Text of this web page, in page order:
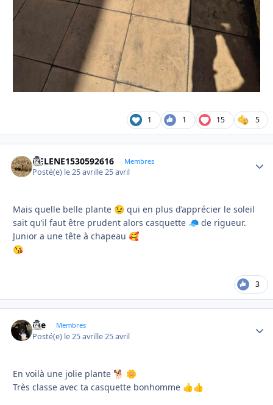
1 1 15 5
HELENE1530592616 Membres
Posté(e) le 25 avrille 25 avril
Mais quelle belle plante 😉 qui en plus d’apprécier le soleil
sait qu’il faut être prudent alors casquette 🧢 de rigueur.
Junior a une tête à chapeau 🥰
😘
3
Joe Membres
Posté(e) le 25 avrille 25 avril
En voilà une jolie plante 🐕 🌼
Très classe avec ta casquette bonhomme 👍👍